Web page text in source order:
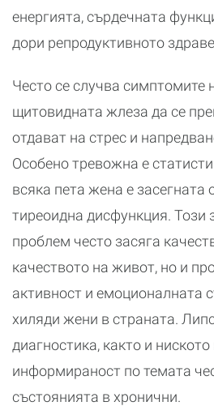
енергията, сърдечната
дори репродуктивното
Често се случва симптомите
щитовидната жлеза да се
отдават на стрес и
Особено тревожна е
всяка пета жена е засегната
тиреоидна дисфункция. Този
проблем често засяга
качеството на живот, но и
активност и емоционалната
хиляди жени в страната.
диагностика, както и
информираност по темата
състоянията в хронични.